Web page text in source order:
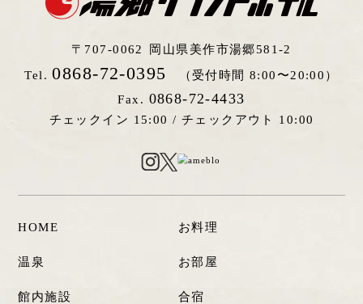
〒707-0062
岡山県美作市湯郷581-2
Tel.0868-72-0395
（受付時間 8:00〜20:00）
Fax. 0868-72-4433
チェックイン 15:00 / チェックアウト 10:00
HOME お料理
温泉 お部屋
館内施設 合宿